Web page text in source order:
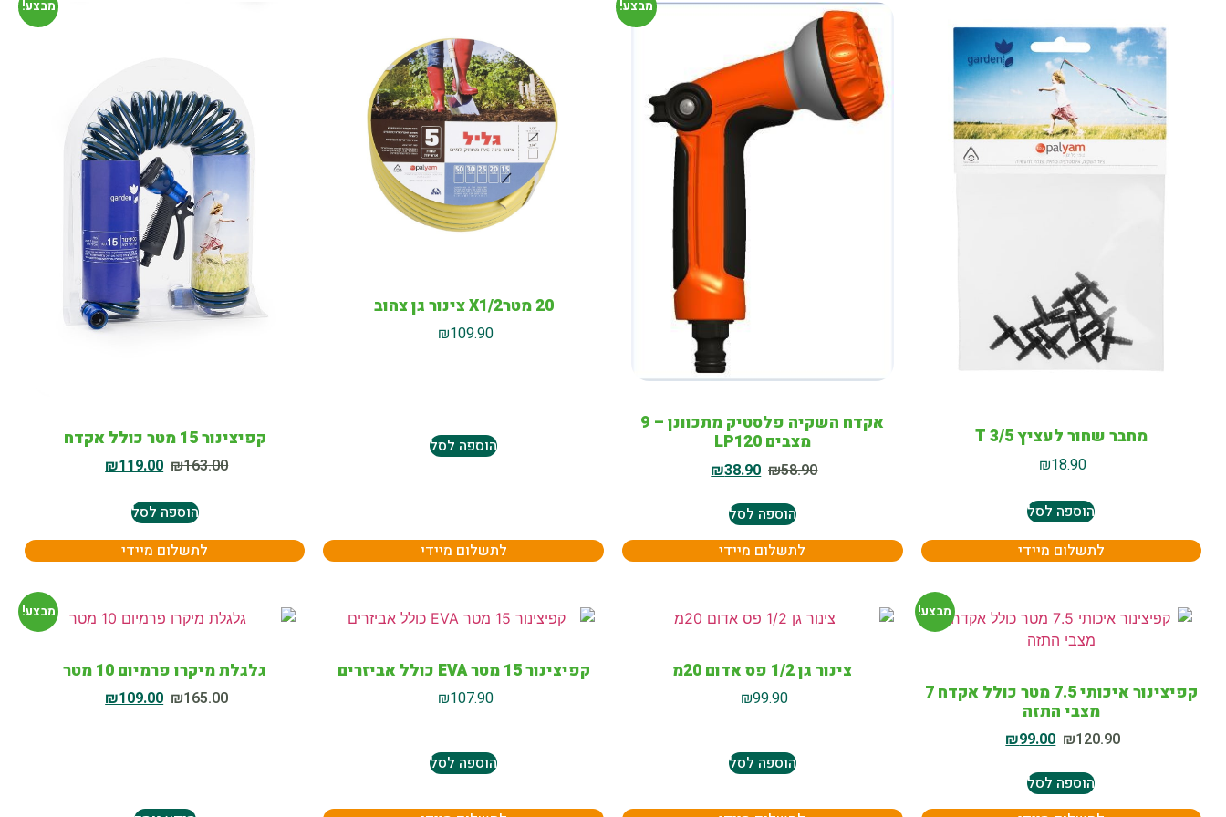
מחבר שחור לעציץ T 3/5
₪18.90
הוספה לסל
לתשלום מיידי
מבצע!
אקדח השקיה פלסטיק מתכוונן – 9
מצבים LP120
₪58.90
₪38.90
הוספה לסל
לתשלום מיידי
20 מטרX1/2 צינור גן צהוב
₪109.90
הוספה לסל
לתשלום מיידי
מבצע!
קפיצינור 15 מטר כולל אקדח
₪163.00
₪119.00
הוספה לסל
לתשלום מיידי
מבצע!
קפיצינור איכותי 7.5 מטר כולל אקדח 7
מצבי התזה
₪120.90
₪99.00
הוספה לסל
צינור גן 1/2 פס אדום 20מ
₪99.90
הוספה לסל
קפיצינור 15 מטר EVA כולל אביזרים
₪107.90
הוספה לסל
מבצע!
גלגלת מיקרו פרמיום 10 מטר
₪165.00
₪109.00